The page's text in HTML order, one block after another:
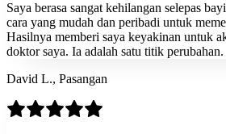
Saya berasa sangat kehilangan selepas
cara yang mudah dan peribadi untuk
Hasilnya memberi saya keyakinan untuk
doktor saya. Ia adalah satu titik perubahan.
David L., Pasangan